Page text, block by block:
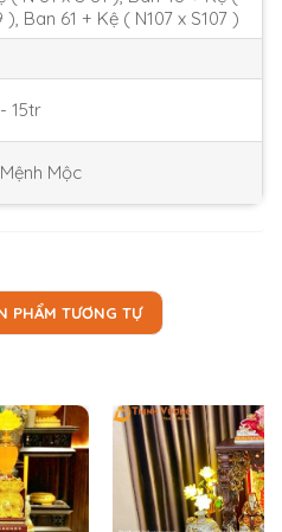
), Ban 61 + Kệ ( N107 x S107 )
15tr
Mộc
PHẨM TƯƠNG TỰ